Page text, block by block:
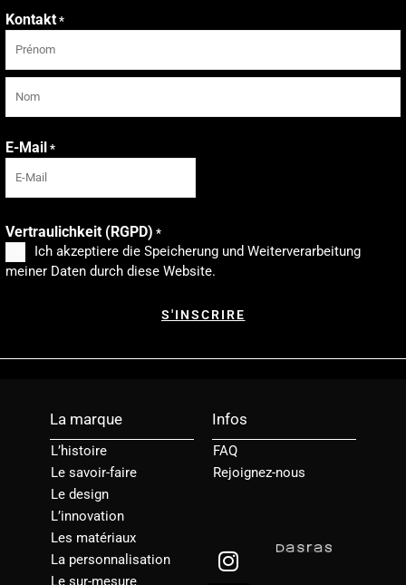
Kontakt *
Vorname
Nachname
E-Mail *
Vertraulichkeit (RGPD) *
Ich akzeptiere die Speicherung und Weiterverarbeitung
meiner Daten durch diese Website.
La marque
L’histoire
Le savoir-faire
Le design
L’innovation
Les matériaux
La personnalisation
Infos
FAQ
Rejoignez-nous
I
n
L
i